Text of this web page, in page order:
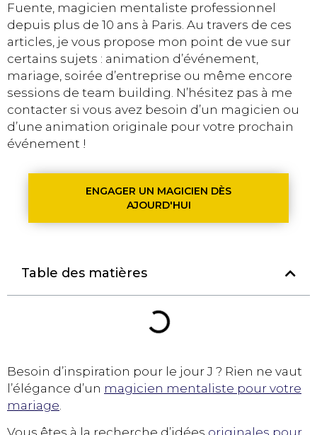
Fuente, magicien mentaliste professionnel
depuis plus de 10 ans à Paris. Au travers de ces
articles, je vous propose mon point de vue sur
certains sujets : animation d’événement,
mariage, soirée d’entreprise ou même encore
sessions de team building. N’hésitez pas à me
contacter si vous avez besoin d’un magicien ou
d’une animation originale pour votre prochain
événement !
ENGAGER UN MAGICIEN DÈS
AJOURD'HUI
Table des matières
Besoin d’inspiration pour le jour J ? Rien ne vaut
l’élégance d’un magicien mentaliste pour votre
mariage